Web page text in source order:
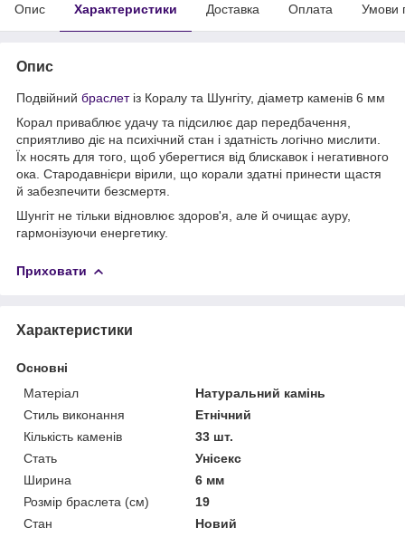
Опис Характеристики Доставка Оплата Умови
Опис
Подвійний браслетіз Коралу та Шунгіту, діаметр каменів 6 мм
Корал приваблює удачу та підсилює дар передбачення,
сприятливо діє на психічний стан і здатність логічно мислити.
Їх носять для того, щоб уберегтися від блискавок і негативного
ока. Стародавнієри вірили, що корали здатні принести щастя
й забезпечити безсмертя.
Шунгіт не тільки відновлює здоров'я, але й очищає ауру,
гармонізуючи енергетику.
Приховати
Характеристики
Основні
Матеріал
Натуральний камінь
Стиль виконання
Етнічний
Кількість каменів
33 шт.
Стать
Унісекс
Ширина
6 мм
Розмір браслета (см)
19
Стан
Новий